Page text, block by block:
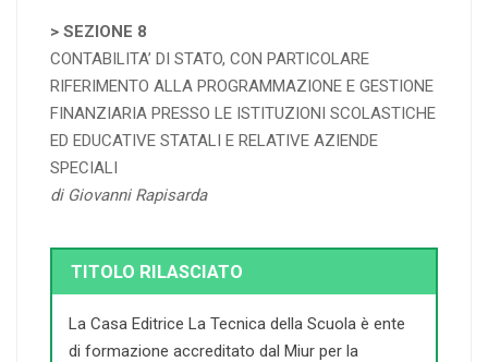
> SEZIONE 8
CONTABILITA’ DI STATO, CON PARTICOLARE
RIFERIMENTO ALLA PROGRAMMAZIONE E GESTIONE
FINANZIARIA PRESSO LE ISTITUZIONI SCOLASTICHE
ED EDUCATIVE STATALI E RELATIVE AZIENDE
SPECIALI
di Giovanni Rapisarda
TITOLO RILASCIATO
La Casa Editrice La Tecnica della Scuola è ente
di formazione accreditato dal Miur per la